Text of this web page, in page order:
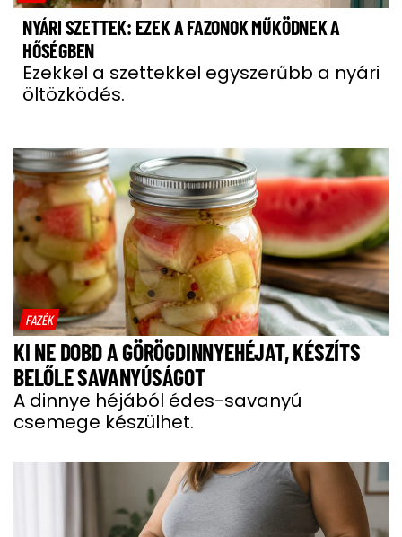
NYÁRI SZETTEK: EZEK A FAZONOK MŰKÖDNEK A
HŐSÉGBEN
Ezekkel a szettekkel egyszerűbb a nyári
öltözködés.
FAZÉK
KI NE DOBD A GÖRÖGDINNYEHÉJAT, KÉSZÍTS
BELŐLE SAVANYÚSÁGOT
A dinnye héjából édes-savanyú
csemege készülhet.